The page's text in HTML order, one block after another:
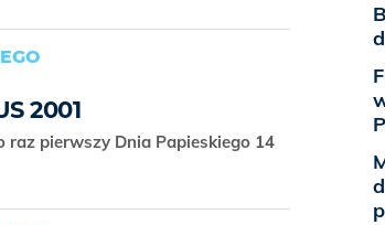
2001
pierwszy Dnia Papieskiego 14